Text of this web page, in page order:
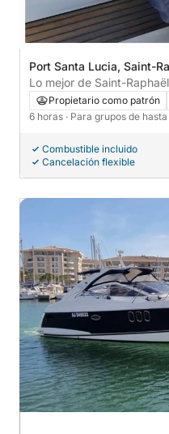
Port Santa Lucia, Saint-
Lo mejor de Saint-
un día completo en velero
Propietario como patrón
6 horas · Para grupos de
Combustible incluido
Cancelación flexible